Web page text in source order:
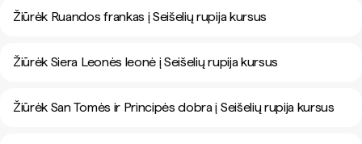
Žiūrėk Ruandos frankas į Seišelių rupija kursus
Žiūrėk Siera Leonės leonė į Seišelių rupija kursus
Žiūrėk San Tomės ir Principės dobra į Seišelių rupija kursus